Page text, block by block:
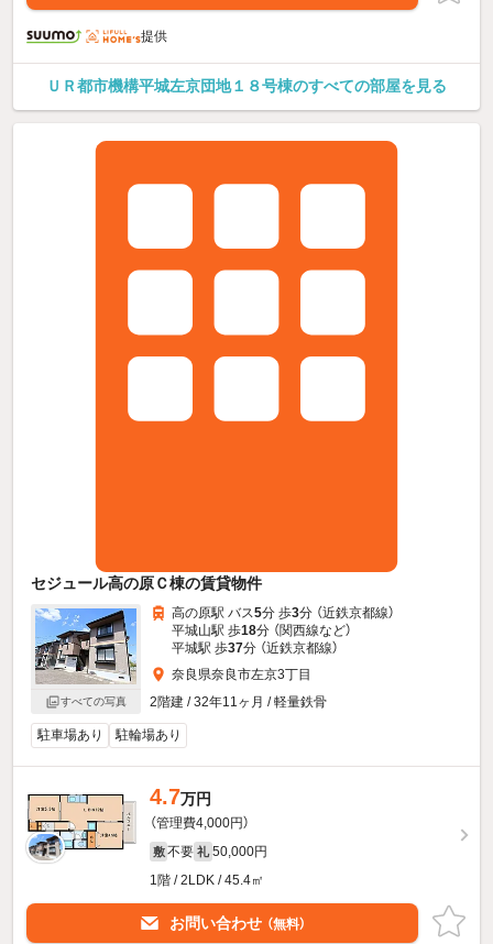
提供
ＵＲ都市機構平城左京団地１８号棟のすべての部屋を見る
セジュール高の原Ｃ棟の賃貸物件
すべての写真
高の原駅 バス5分 歩3分 （近鉄京都線）
平城山駅 歩18分 （関西線など）
平城駅 歩37分 （近鉄京都線）
奈良県奈良市左京3丁目
2階建 / 32年11ヶ月 / 軽量鉄骨
駐車場あり 駐輪場あり
4.7万円
（管理費4,000円）
敷 不要 礼 50,000円
1階 / 2LDK / 45.4㎡
お問い合わせ （無料）